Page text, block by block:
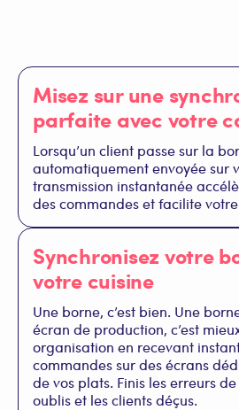
Misez sur une
parfaite avec votre
Lorsqu’un client passe sur la
automatiquement envoyée sur
transmission instantanée
des commandes et facilite
Synchronisez votre
votre cuisine
Une borne, c’est bien. Une
écran de production, c’est
organisation en recevant
commandes sur des écrans
de vos plats. Finis les erreurs
oublis et les clients déçus.